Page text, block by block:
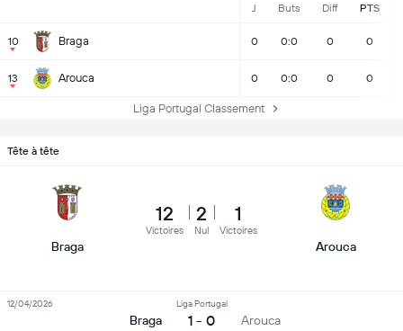
J Buts Diff PTS
10 Braga 0 0:0 0 0
13 Arouca 0 0:0 0 0
Liga Portugal Classement
Tête à tête
Braga
12
Victoires
2
Nul
1
Victoires
Arouca
Braga
Liga Portugal
1 - 0 Arouca
12/04/2026